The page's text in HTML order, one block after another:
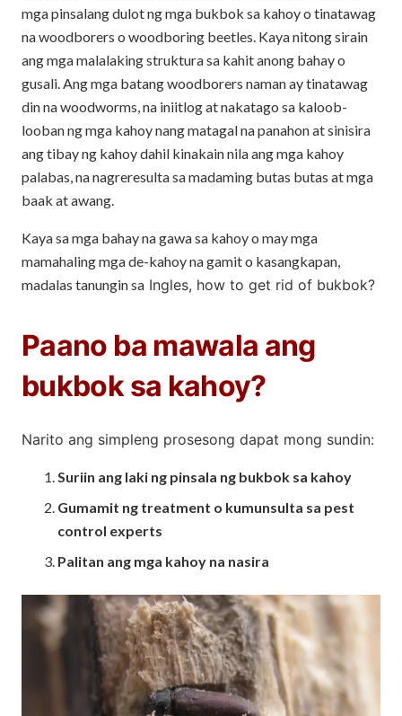
mga pinsalang dulot ng mga bukbok sa kahoy o tinatawag
na woodborers o woodboring beetles. Kaya nitong sirain
ang mga malalaking struktura sa kahit anong bahay o
gusali. Ang mga batang woodborers naman ay tinatawag
din na woodworms, na iniitlog at nakatago sa kaloob-
looban ng mga kahoy nang matagal na panahon at sinisira
ang tibay ng kahoy dahil kinakain nila ang mga kahoy
palabas, na nagreresulta sa madaming butas butas at mga
baak at awang.
Kaya sa mga bahay na gawa sa kahoy o may mga
mamahaling mga de-kahoy na gamit o kasangkapan,
madalas tanungin sa Ingles, how to get rid of bukbok?
Paano ba mawala ang
bukbok sa kahoy?
Narito ang simpleng prosesong dapat mong sundin:
Suriin ang laki ng pinsala ng bukbok sa kahoy
Gumamit ng treatment o kumunsulta sa pest
control experts
Palitan ang mga kahoy na nasira